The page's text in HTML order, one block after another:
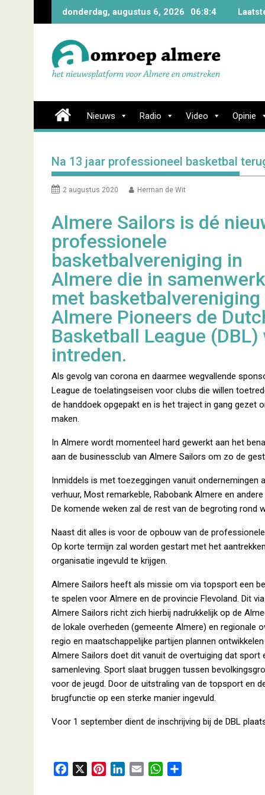
donderdag, augustus 6, 2026 06:8:4
Nieuws Radio Video Opinie
Na 13 jaar professioneel basketbal
2 augustus 2020 Herman de Wit
Almere Sailors is dé
professionele
basketbalvereniging in
Almere die in
met basketbalvereniging
Almere Pioneers de
Basketball League (DBL)
intreden.
Als gevolg van corona en daarmee wegvallende
League de toelatingseisen voor clubs die willen
de handdoek opgepakt en is het traject in gang gezet
maken.
In Almere wordt momenteel hard gewerkt aan het
aan de businessclub van Almere Sailors om zo de
Inmiddels is met toezeggingen vanuit ondernemingen
verhuur, Most remarkeble, Rabobank Almere en
De komende weken zal de rest van de begroting rond
Naast dit alles is voor de opbouw van de
Op korte termijn zal worden gestart met het
organisatie ingevuld te krijgen.
Almere Sailors heeft als missie om via topsport een
te spelen voor Almere en de provincie Flevoland. Dit
Almere Sailors richt zich hierbij nadrukkelijk op de
de lokale overheden (gemeente Almere) en regionale
regio en maatschappelijke partijen plannen
Almere Sailors doet dit vanuit de overtuiging dat sport
samenleving. Sport slaat bruggen tussen
voor de jeugd. Door de uitstraling van de topsport en
brugfunctie op een sterke manier ingevuld.
Voor 1 september dient de inschrijving bij de DBL
W